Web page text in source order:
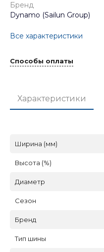
Бренд
Dynamo (Sailun Group)
Все характеристики
Способы оплаты
Характеристики
Ширина (мм)
Высота (%)
Диаметр
Сезон
Бренд
Тип шины